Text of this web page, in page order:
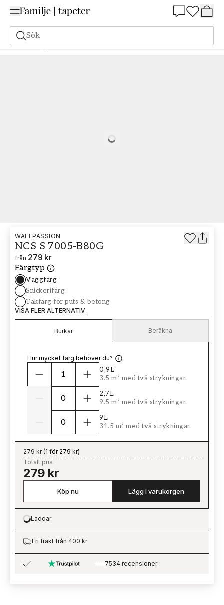
Sök
Målarfärg Beställ utifrån NCS Beställ utifrån NCS 7005-B80G
Loading…
WALLPASSION
NCS S 7005-B80G
från 279 kr
Färgtyp
Väggfärg
Snickerifärg
Takfärg för puts & betong
VISA FLER ALTERNATIV
Burkar Beräkna
Hur mycket färg behöver du?
0,9L
3.5 m² med två strykningar
2,7L
9.5 m² med två strykningar
9L
31.5 m² med två strykningar
279 kr(1 för 279 kr)
Totalt pris
279 kr
Köp nu Lägg i varukorgen
Loading…
Laddar
Fri frakt från 400 kr
7534 recensioner